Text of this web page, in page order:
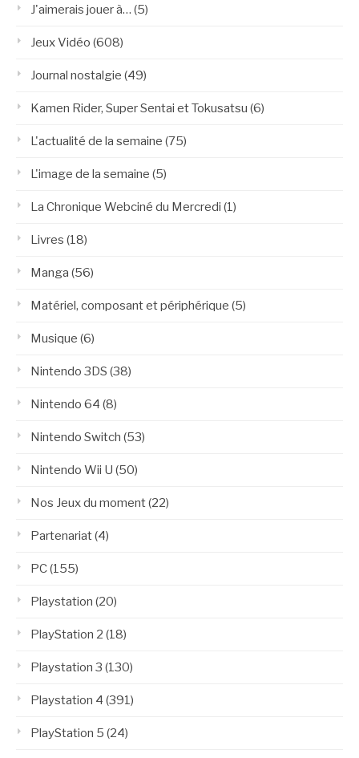
J'aimerais jouer à… (5)
Jeux Vidéo (608)
Journal nostalgie (49)
Kamen Rider, Super Sentai et Tokusatsu (6)
L'actualité de la semaine (75)
L'image de la semaine (5)
La Chronique Webciné du Mercredi (1)
Livres (18)
Manga (56)
Matériel, composant et périphérique (5)
Musique (6)
Nintendo 3DS (38)
Nintendo 64 (8)
Nintendo Switch (53)
Nintendo Wii U (50)
Nos Jeux du moment(22)
Partenariat(4)
PC(155)
Playstation (20)
PlayStation 2 (18)
Playstation 3 (130)
Playstation 4 (391)
PlayStation 5 (24)